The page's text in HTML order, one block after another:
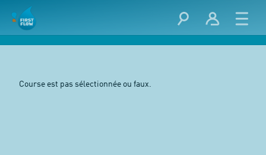
Course est pas sélectionnée ou faux.